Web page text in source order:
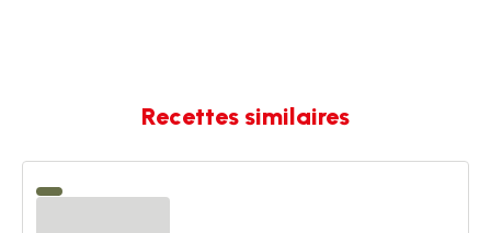
Recettes similaires
miso